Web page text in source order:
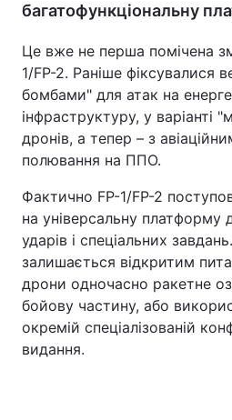
багатофункціональну
Це вже не перша помічена
1/FP-2. Раніше фіксувалися
бомбами" для атак на
інфраструктуру, у варіанті
дронів, а тепер – з
полювання на ППО.
Фактично FP-1/FP-2
на універсальну платформу
ударів і спеціальних
залишається відкритим
дрони одночасно ракетне
бойову частину, або
окремій спеціалізованій
видання.